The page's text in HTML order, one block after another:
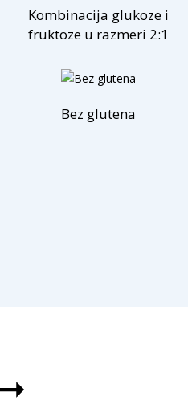
Kombinacija glukoze i
fruktoze u razmeri 2:1
Bez glutena